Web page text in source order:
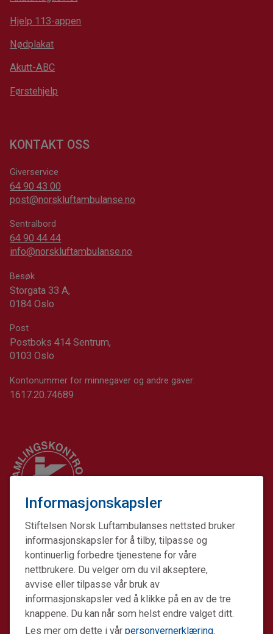
Informasjonskapsler
Stiftelsen Norsk Luftambulanses nettsted bruker
informasjonskapsler for å tilby, tilpasse og
kontinuerlig forbedre tjenestene for våre
nettbrukere. Du velger om du vil akseptere,
avvise eller tilpasse vår bruk av
informasjonskapsler ved å klikke på en av de tre
knappene. Du kan når som helst endre valget ditt.
Les mer om dette i vår personvernerklæring.
Hjelp 113-appen
Nødplakat
Akutt-ABC
Førstehjelp
KONTAKT OSS
Giverservice
64 90 43 00
post@norskluftambulanse.no
Sentralbord
64 90 44 44
info@norskluftambulanse.no
Besøk
Storgata 33 A,
0184 Oslo
Post
Postboks 414 Sentrum,
0103 Oslo
Kontonummer for minnegaver og andre gaver:
1617.20.74689
Stiftelsen Norsk Luftambulanse er en ideell stiftelse.
Formålet er å fremme avansert prehospital akuttmedisin.